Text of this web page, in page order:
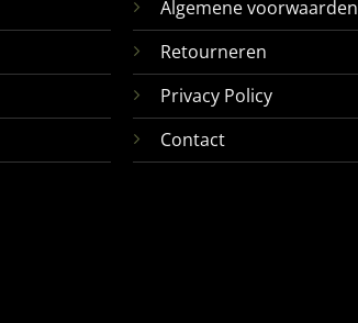
Algemene voorwaarden
Retourneren
Privacy Policy
Contact